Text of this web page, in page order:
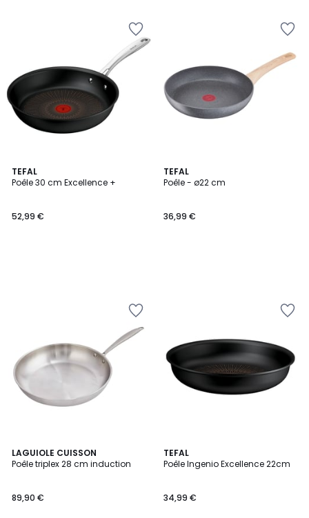
TEFAL
Poêle 30 cm Excellence +
52,99 €
TEFAL
Poêle - ø22 cm
36,99 €
LAGUIOLE CUISSON
Poêle triplex 28 cm induction
89,90 €
TEFAL
Poêle Ingenio Excellence 22cm
34,99 €